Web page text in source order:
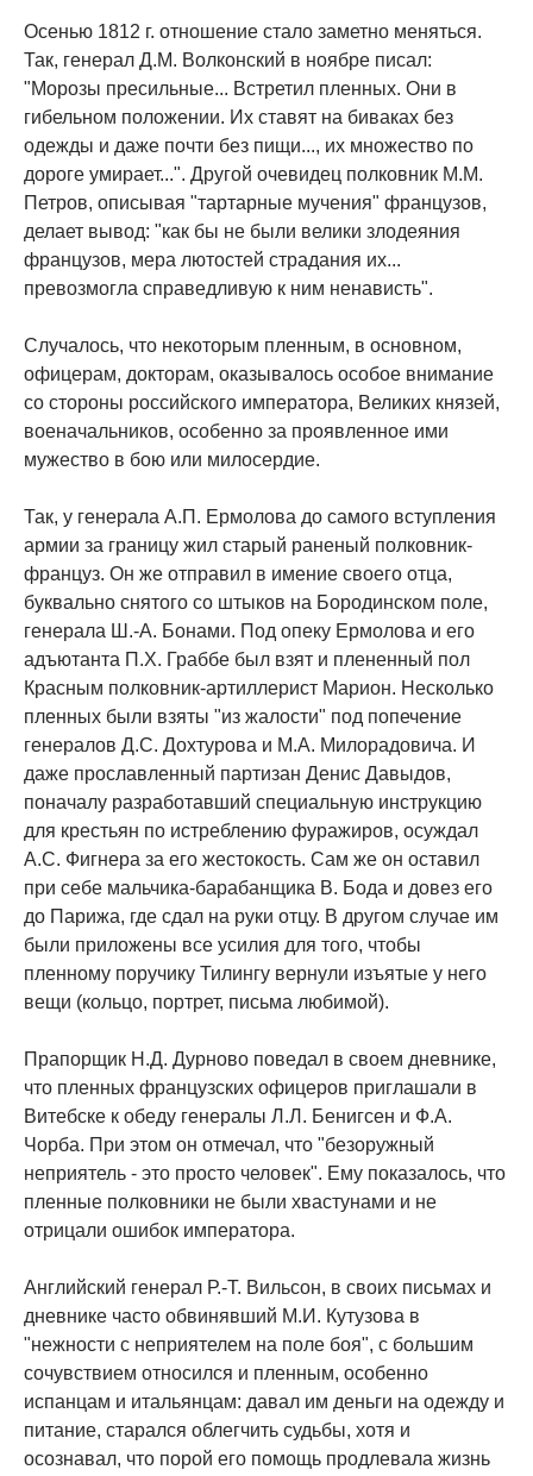
Осенью 1812 г. отношение стало заметно меняться.
Так, генерал Д.М. Волконский в ноябре писал:
"Морозы пресильные... Встретил пленных. Они в
гибельном положении. Их ставят на биваках без
одежды и даже почти без пищи..., их множество по
дороге умирает...". Другой очевидец полковник М.М.
Петров, описывая "тартарные мучения" французов,
делает вывод: "как бы не были велики злодеяния
французов, мера лютостей страдания их...
превозмогла справедливую к ним ненависть".
Случалось, что некоторым пленным, в основном,
офицерам, докторам, оказывалось особое внимание
со стороны российского императора, Великих князей,
военачальников, особенно за проявленное ими
мужество в бою или милосердие.
Так, у генерала А.П. Ермолова до самого вступления
армии за границу жил старый раненый полковник-
француз. Он же отправил в имение своего отца,
буквально снятого со штыков на Бородинском поле,
генерала Ш.-А. Бонами. Под опеку Ермолова и его
адъютанта П.Х. Граббе был взят и плененный пол
Красным полковник-артиллерист Марион. Несколько
пленных были взяты "из жалости" под попечение
генералов Д.С. Дохтурова и М.А. Милорадовича. И
даже прославленный партизан Денис Давыдов,
поначалу разработавший специальную инструкцию
для крестьян по истреблению фуражиров, осуждал
А.С. Фигнера за его жестокость. Сам же он оставил
при себе мальчика-барабанщика В. Бода и довез его
до Парижа, где сдал на руки отцу. В другом случае им
были приложены все усилия для того, чтобы
пленному поручику Тилингу вернули изъятые у него
вещи (кольцо, портрет, письма любимой).
Прапорщик Н.Д. Дурново поведал в своем дневнике,
что пленных французских офицеров приглашали в
Витебске к обеду генералы Л.Л. Бенигсен и Ф.А.
Чорба. При этом он отмечал, что "безоружный
неприятель - это просто человек". Ему показалось, что
пленные полковники не были хвастунами и не
отрицали ошибок императора.
Английский генерал Р.-Т. Вильсон, в своих письмах и
дневнике часто обвинявший М.И. Кутузова в
"нежности с неприятелем на поле боя", с большим
сочувствием относился и пленным, особенно
испанцам и итальянцам: давал им деньги на одежду и
питание, старался облегчить судьбы, хотя и
осознавал, что порой его помощь продлевала жизнь